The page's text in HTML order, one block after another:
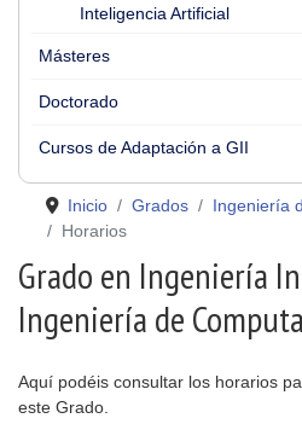
Inteligencia Artificial
Másteres
Doctorado
Cursos de Adaptación a GII
Inicio Grados
Ingeniería
Horarios
Grado en Ingeniería
Ingeniería de
Aquí podéis consultar los horarios
este Grado.